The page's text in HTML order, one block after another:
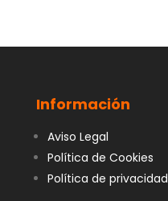
Información
Aviso Legal
Política de Cookies
Política de privacidad